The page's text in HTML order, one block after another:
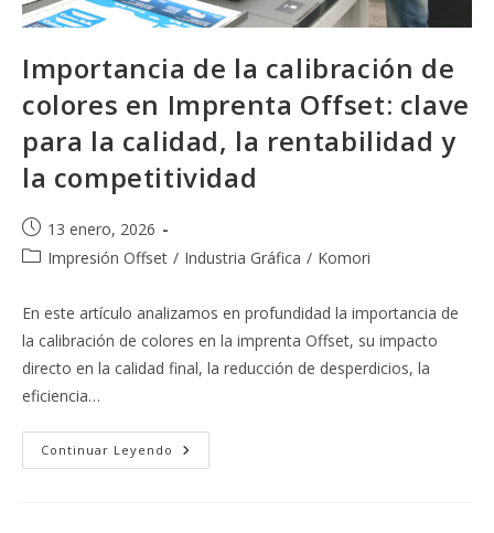
Importancia de la calibración de
colores en Imprenta Offset: clave
para la calidad, la rentabilidad y
la competitividad
Publicación
de
13 enero, 2026
Categoría
la
entrada:
Impresión Offset / Industria Gráfica / Komori
En este artículo analizamos en profundidad la importancia de
la calibración de colores en la imprenta Offset, su impacto
directo en la calidad final, la reducción de desperdicios, la
eficiencia…
Continuar Leyendo Importancia
De